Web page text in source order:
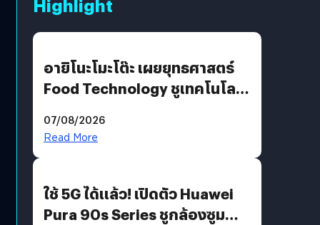
Highlight
อายิโนะโมะโต๊ะ เผยยุทธศาสตร์
Food Technology ชูเทคโนโลยี
บริโภคและ B2B
07/08/2026
Read More
ใช้ 5G ได้แล้ว! เปิดตัว Huawei
Pura 90s Series ชูกล้องซูม